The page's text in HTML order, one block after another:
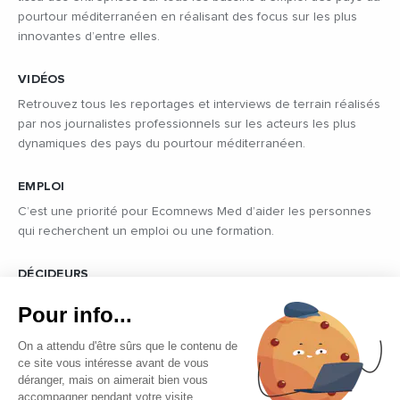
pourtour méditerranéen en réalisant des focus sur les plus
innovantes d’entre elles.
VIDÉOS
Retrouvez tous les reportages et interviews de terrain réalisés
par nos journalistes professionnels sur les acteurs les plus
dynamiques des pays du pourtour méditerranéen.
EMPLOI
C’est une priorité pour Ecomnews Med d’aider les personnes
qui recherchent un emploi ou une formation.
DÉCIDEURS
politique des pays du pourtour de la Méditerranée.
Pour info...
On a attendu d'être sûrs que le contenu de
ce site vous intéresse avant de vous
déranger, mais on aimerait bien vous
accompagner pendant votre visite.